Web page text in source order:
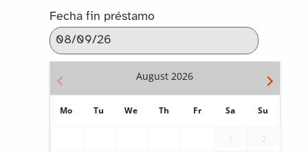
Fecha fin préstamo
August 2026
Mo Tu We Th Fr Sa Su
2